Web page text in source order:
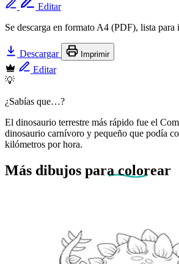
Editar
Se descarga en formato A4 (PDF), lista
Descargar Imprimir
Editar
💡
¿Sabías que…?
El dinosaurio terrestre más rápido fue el
dinosaurio carnívoro y pequeño que podía
kilómetros por hora.
Más dibujos para colorear